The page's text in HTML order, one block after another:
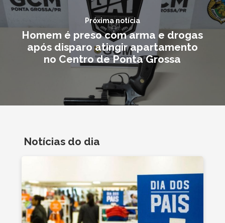
Próxima notícia
Homem é preso com arma e drogas
após disparo atingir apartamento
no Centro de Ponta Grossa
Notícias do dia